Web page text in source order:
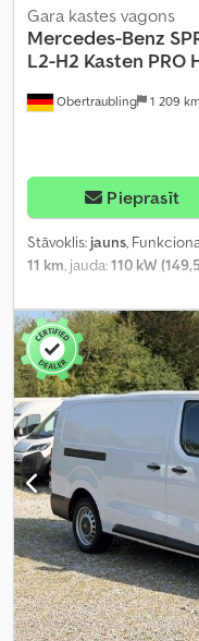
Obertraubling 1 209 km
Gara kastes vagons
Mercedes-Benz
L2-H2 Kasten PRO
Pieprasīt
Stāvoklis: jauns,
11 km, jauda:110 kW
svars:3 500 kg, tukšais
kg, pirmā reģistrācija:04/
emisijas klase:Euro 6e,
īpašnieku skaits:1,
automobiļa reģistrācija,
elektroniskā stabilitātes
kondicionēšana, gaisa
automašīnas
transportlīdzekļa
papildu priekšējie